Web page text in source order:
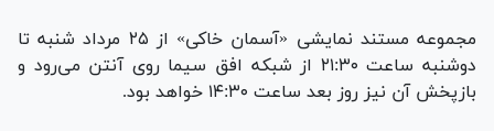
مجموعه مستند نمایشی «آسمان خاکی» از ۲۵ مرداد شنبه تا
دوشنبه ساعت ۲۱:۳۰ از شبکه افق سیما روی آنتن می‌رود و
بازپخش آن نیز روز بعد ساعت ۱۴:۳۰ خواهد بود.